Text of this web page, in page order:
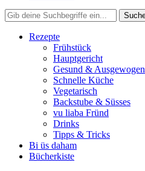
Rezepte
Frühstück
Hauptgericht
Gesund & Ausgewogen
Schnelle Küche
Vegetarisch
Backstube & Süsses
vu liaba Fründ
Drinks
Tipps & Tricks
Bi üs daham
Bücherkiste